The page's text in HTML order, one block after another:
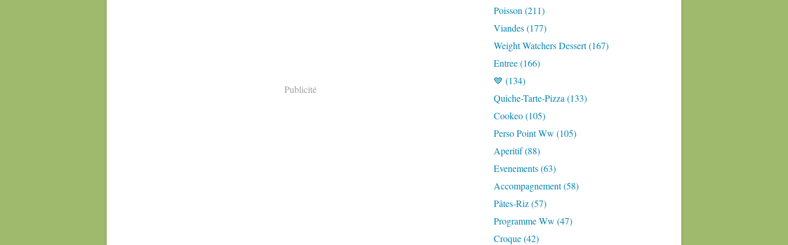
Publicité
Poisson (211)
Viandes (177)
Weight Watchers Dessert (167)
Entree (166)
💙 (134)
Quiche-Tarte-Pizza (133)
Cookeo (105)
Perso Point Ww (105)
Aperitif (88)
Evenements (63)
Accompagnement (58)
Pâtes-Riz (57)
Programme Ww (47)
Croque (42)